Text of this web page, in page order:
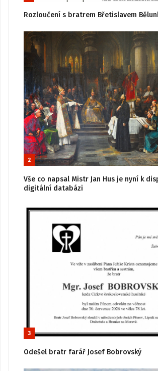
Rozloučení s bratrem Břetislavem
2
Vše co napsal Mistr Jan Hus je nyní k
digitální databázi
3
Odešel bratr farář Josef Bobrovský